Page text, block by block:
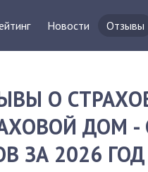
Новости Отзывы
О
ДОМ -
ЗА 2026 ГОД